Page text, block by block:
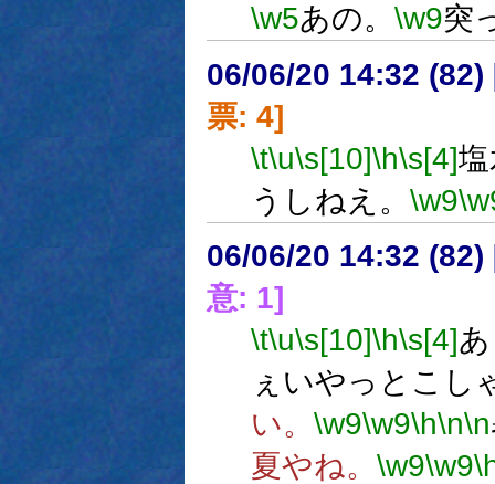
\w5あの。 \w9突
06/06/20 14:32 (82)
票: 4]
\t\u\s[10]\h\s[4]
うしねえ。 \w9
06/06/20 14:32 (82)
意: 1]
\t\u\s[10]\h\s[4]
ぇいやっとこし
い。 \w9\w9\h\n\n
夏やね。 \w9\w9